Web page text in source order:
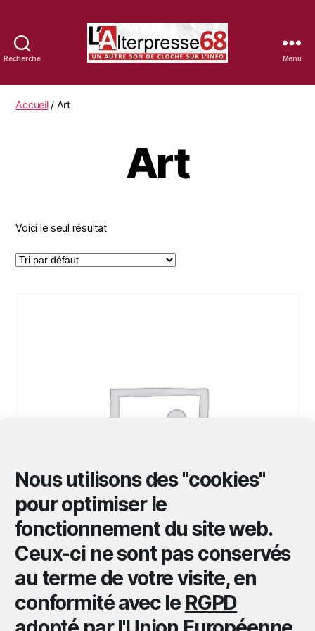
Nous utilisons des "cookies"
pour optimiser le
fonctionnement du site web.
Ceux-ci ne sont pas conservés
au terme de votre visite, en
conformité avec le RGPD
Recherche
librairie
Menu
Accueil/ Art
Art
Voici le seul résultat
Der Traum Von Solentiname
45,00€